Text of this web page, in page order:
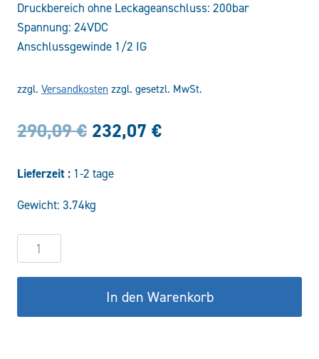
Druckbereich ohne Leckageanschluss: 200bar
Spannung: 24VDC
Anschlussgewinde 1/2 IG
zzgl. Versandkosten zzgl. gesetzl. MwSt.
290,09€ Ursprünglicher
war:
290,09 €
232,07 €Aktueller
Lieferzeit : 1-2 tage
Gewicht: 3.74kg
Umschaltventil
DFE10/6B18ES-
W202-
Menge
In den Warenkorb